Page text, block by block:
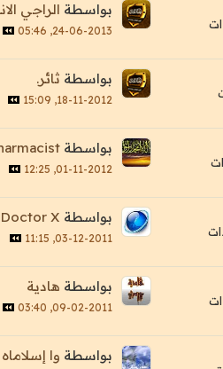
بواسطة الراجي
24-06-2013, 05:46
بواسطة ثائر.
18-11-2012, 15:09
بواسطة
01-11-2012, 12:25
بواسطة Doctor X
03-12-2011, 11:15
بواسطة هادية
09-02-2011, 03:40
بواسطة وا إسلاماه